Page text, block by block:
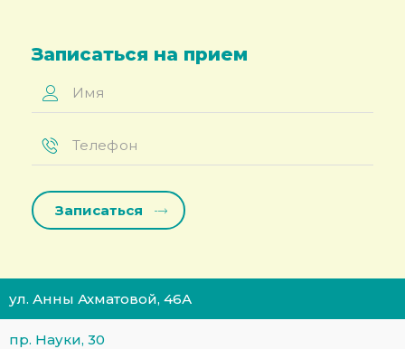
Записаться на прием
Имя
Телефон
ул. Анны Ахматовой, 46А
пр. Науки, 30